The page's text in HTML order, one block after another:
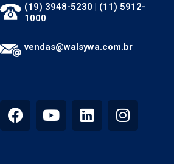
(19) 3948-5230 | (11) 5912-
1000
vendas@walsywa.com.br